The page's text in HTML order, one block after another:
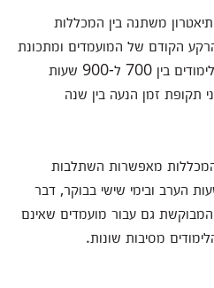
תיאטרון משתנה בין המכללות
הקודם של המועמדים ומתכונת
הלימודים. על פי רוב, כוללים הלימודים בין 700 ל-900 שעות
תקופת זמן הנעה בין שנה
מאפשרות השתלבות
הערב ובימי שישי בבוקר, דבר
גם עבור מועמדים שאינם
מסיבות שונות.